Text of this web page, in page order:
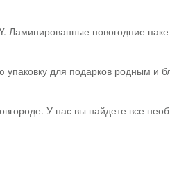
Ламинированные новогодние
упаковку для подарков родным и
У нас вы найдете все